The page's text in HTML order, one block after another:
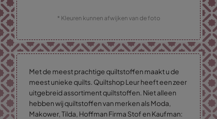
* Kleuren kunnen afwijken van de foto
Met de meest prachtige quiltstoffen maakt u de
meest unieke quilts. Quiltshop Leur heeft een zeer
uitgebreid assortiment quiltstoffen. Niet alleen
hebben wij quiltstoffen van merken als Moda,
Makower, Tilda, Hoffman Firma Stof en Kaufman: